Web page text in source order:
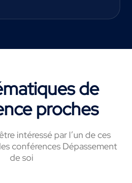
de
proches
intéressé par l’un de ces
conférences Dépassement
de soi